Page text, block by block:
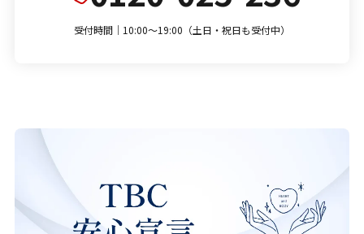
受付時間｜10:00～19:00（土日・祝日も受付中）